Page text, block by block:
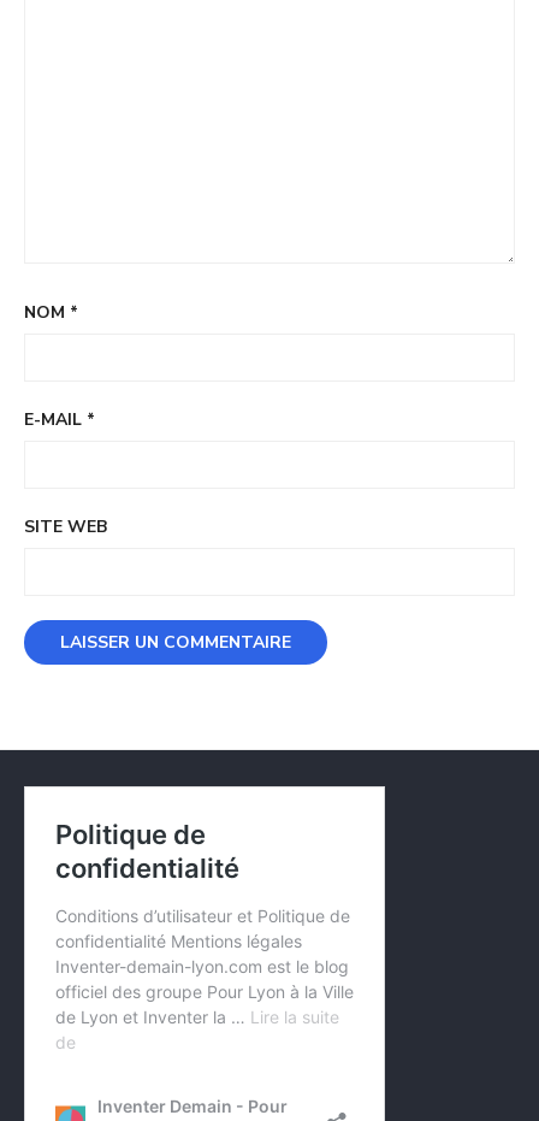
NOM *
E-MAIL *
SITE WEB